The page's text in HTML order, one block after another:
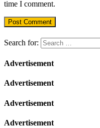
time I comment.
Search for:
Advertisement
Advertisement
Advertisement
Advertisement